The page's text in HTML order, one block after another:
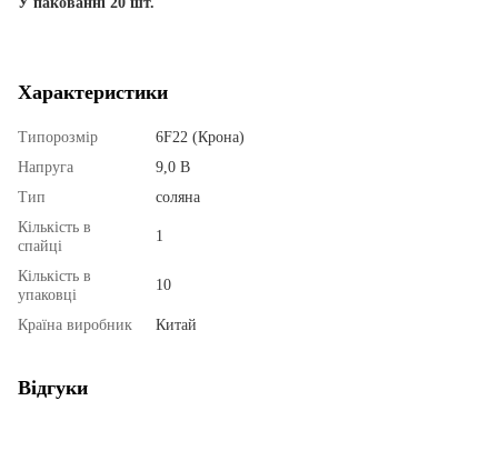
Характеристики
Типорозмір
6F22 (Крона)
Напруга
9,0 В
Тип
соляна
Кількість в
спайці
1
Кількість в
упаковці
10
Країна виробник Китай
Відгуки